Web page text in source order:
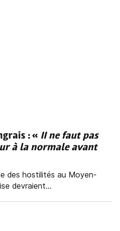
: « II ne faut pas
à la normale avant
des hostilités au Moyen-
devraient...